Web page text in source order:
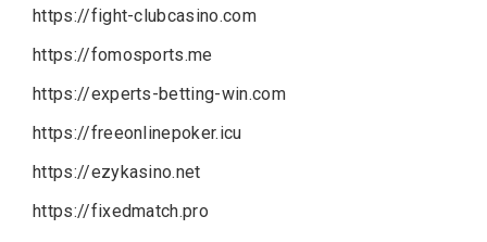
https://fight-clubcasino.com
https://fomosports.me
https://experts-betting-win.com
https://freeonlinepoker.icu
https://ezykasino.net
https://fixedmatch.pro